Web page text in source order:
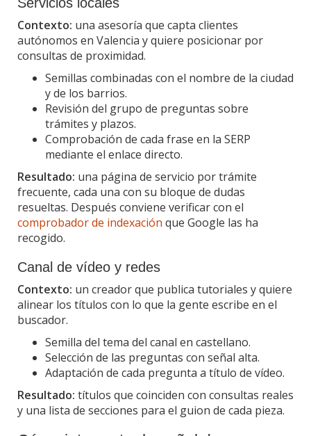
Contexto: una asesoría que capta clientes
autónomos en Valencia y quiere posicionar por
consultas de proximidad.
Semillas combinadas con el nombre de la ciudad
y de los barrios.
Revisión del grupo de preguntas sobre
trámites y plazos.
Comprobación de cada frase en la SERP
mediante el enlace directo.
Resultado: una página de servicio por trámite
frecuente, cada una con su bloque de dudas
resueltas. Después conviene verificar con el
comprobador de indexación que Google las ha
recogido.
Canal de vídeo y redes
Contexto: un creador que publica tutoriales y quiere
alinear los títulos con lo que la gente escribe en el
buscador.
Semilla del tema del canal en castellano.
Selección de las preguntas con señal alta.
Adaptación de cada pregunta a título de vídeo.
Resultado: títulos que coinciden con consultas reales
y una lista de secciones para el guion de cada pieza.